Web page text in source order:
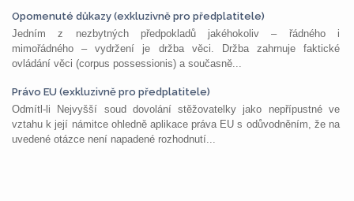
Opomenuté důkazy (exkluzivně pro předplatitele)
Jedním z nezbytných předpokladů jakéhokoliv – řádného i
mimořádného – vydržení je držba věci. Držba zahrnuje faktické
ovládání věci (corpus possessionis) a současně...
Právo EU (exkluzivně pro předplatitele)
Odmítl-li Nejvyšší soud dovolání stěžovatelky jako nepřípustné ve
vztahu k její námitce ohledně aplikace práva EU s odůvodněním, že na
uvedené otázce není napadené rozhodnutí...